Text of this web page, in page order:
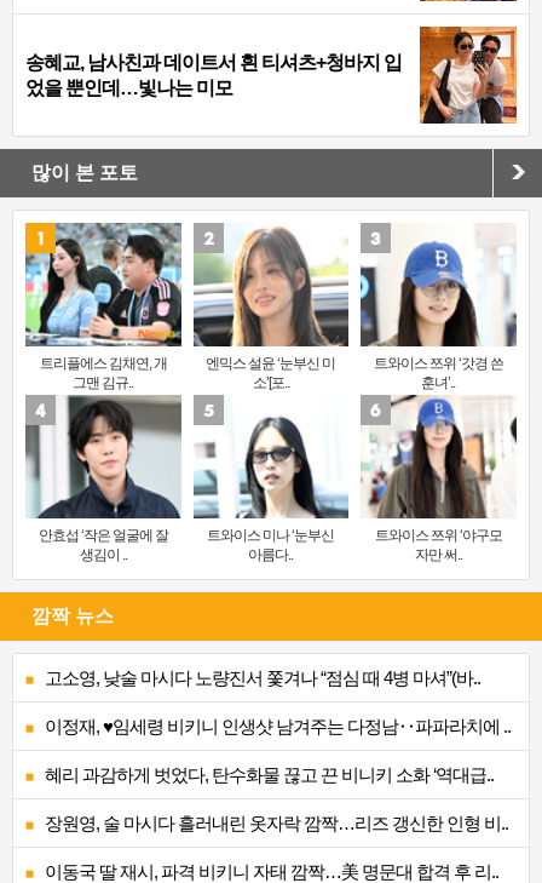
송혜교, 남사친과 데이트서 흰 티셔츠+청바지 입
었을 뿐인데…빛나는 미모
많이 본 포토
트리플에스 김채연, 개
그맨 김규..
엔믹스 설윤 ‘눈부신 미
소’[포..
트와이스 쯔위 ‘갓경 쓴
훈녀’..
안효섭 ‘작은 얼굴에 잘
생김이 ..
트와이스 미나 ‘눈부신
아름다..
트와이스 쯔위 ‘야구모
자만 써..
깜짝 뉴스
고소영, 낮술 마시다 노량진서 쫓겨나 “점심 때 4병 마셔”(바..
이정재, ♥임세령 비키니 인생샷 남겨주는 다정남‥파파라치에 ..
혜리 과감하게 벗었다, 탄수화물 끊고 끈 비니키 소화 ‘역대급..
장원영, 술 마시다 흘러내린 옷자락 깜짝…리즈 갱신한 인형 비..
이동국 딸 재시, 파격 비키니 자태 깜짝…美 명문대 합격 후 리..